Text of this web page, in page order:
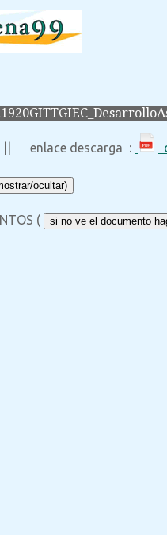
enlace descarga :
ocultar)
(
si no ve el documento